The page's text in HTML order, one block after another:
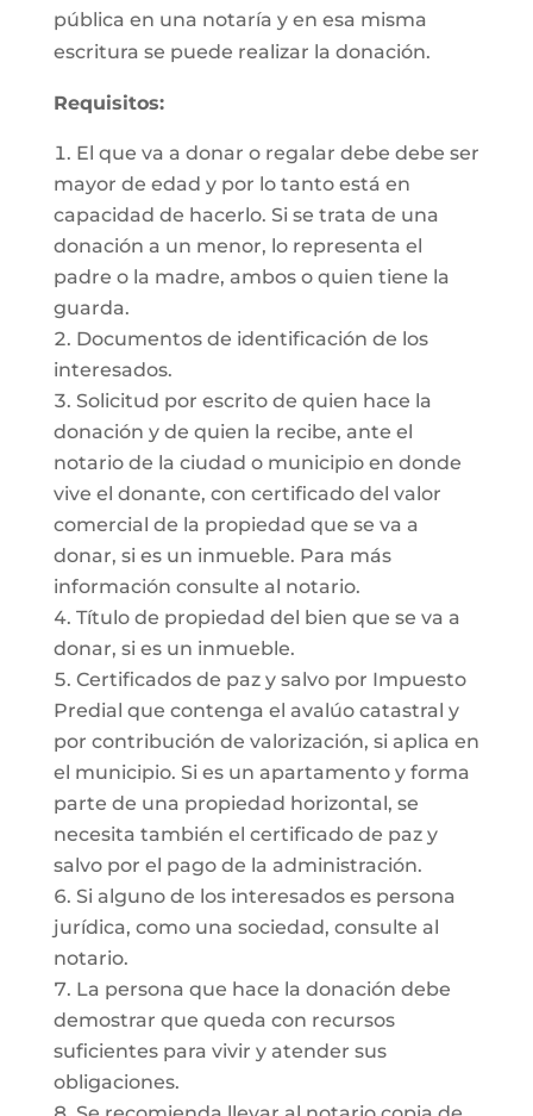
pública en una notaría y en esa misma
escritura se puede realizar la donación.
Requisitos:
El que va a donar o regalar debe debe ser
mayor de edad y por lo tanto está en
capacidad de hacerlo. Si se trata de una
donación a un menor, lo representa el
padre o la madre, ambos o quien tiene la
guarda.
Documentos de identificación de los
interesados.
Solicitud por escrito de quien hace la
donación y de quien la recibe, ante el
notario de la ciudad o municipio en donde
vive el donante, con certificado del valor
comercial de la propiedad que se va a
donar, si es un inmueble. Para más
información consulte al notario.
Título de propiedad del bien que se va a
donar, si es un inmueble.
Certificados de paz y salvo por Impuesto
Predial que contenga el avalúo catastral y
por contribución de valorización, si aplica en
el municipio. Si es un apartamento y forma
parte de una propiedad horizontal, se
necesita también el certificado de paz y
salvo por el pago de la administración.
Si alguno de los interesados es persona
jurídica, como una sociedad, consulte al
notario.
La persona que hace la donación debe
demostrar que queda con recursos
suficientes para vivir y atender sus
obligaciones.